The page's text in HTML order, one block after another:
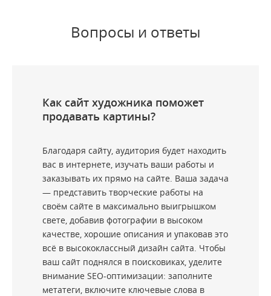
Вопросы и ответы
Как сайт художника поможет
продавать картины?
Благодаря сайту, аудитория будет находить
вас в интернете, изучать ваши работы и
заказывать их прямо на сайте. Ваша задача
— представить творческие работы на
своём сайте в максимально выигрышком
свете, добавив фотографии в высоком
качестве, хорошие описания и упаковав это
всё в высококлассный дизайн сайта. Чтобы
ваш сайт поднялся в поисковиках, уделите
внимание SEO-оптимизации: заполните
метатеги, включите ключевые слова в